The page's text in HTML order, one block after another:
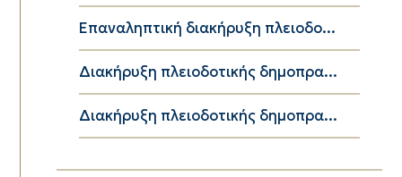
Επαναληπτική διακήρυξη πλειοδο...
Διακήρυξη πλειοδοτικής δημοπρα...
Διακήρυξη πλειοδοτικής δημοπρα...